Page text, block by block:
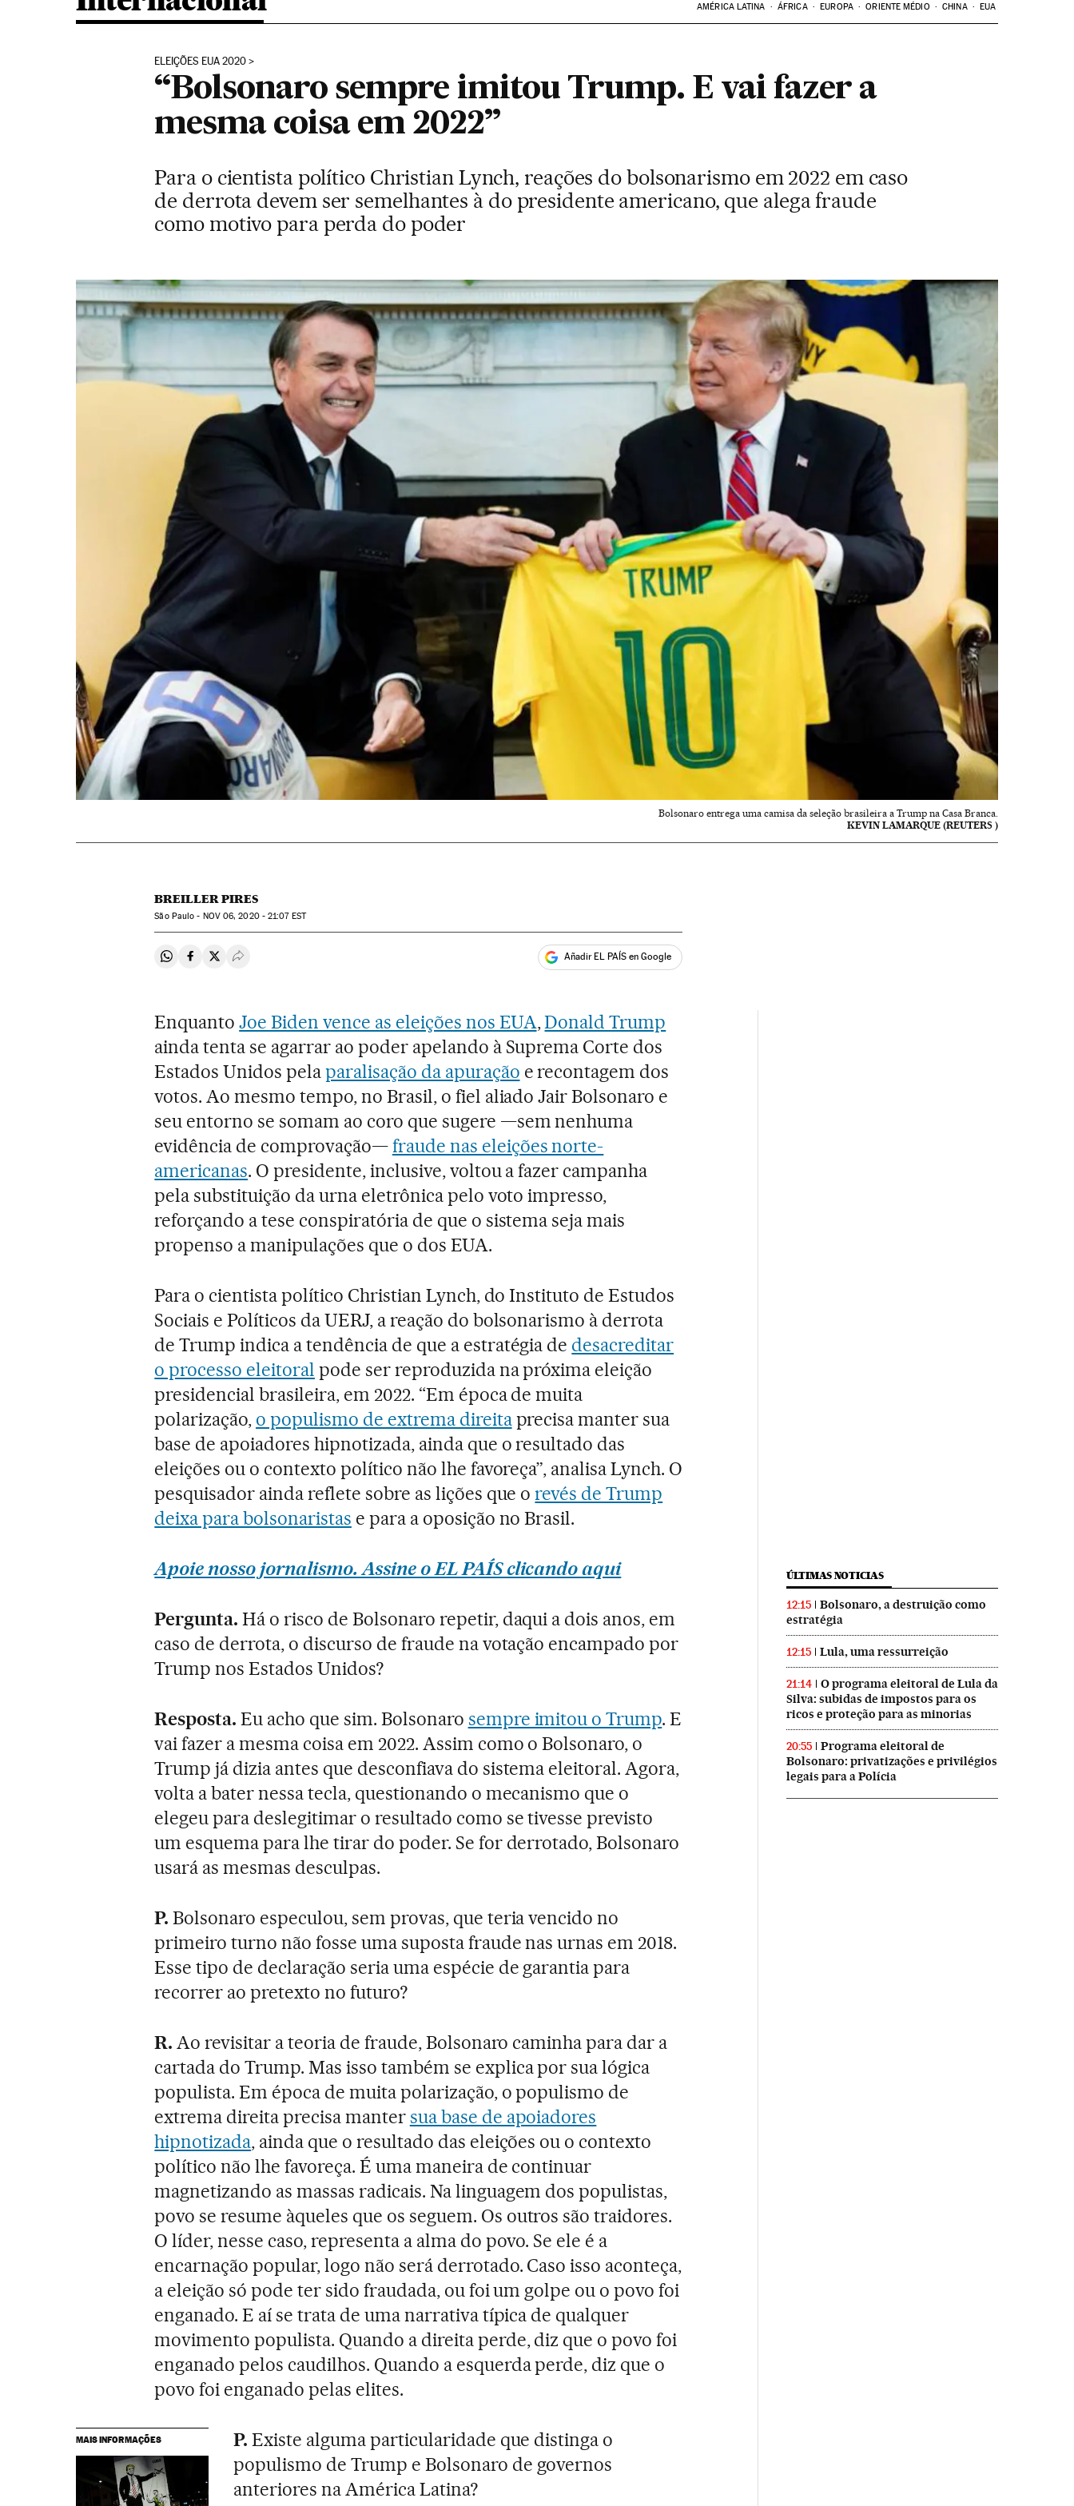
AMÉRICA LATINA ÁFRICA EUROPA ORIENTE MÉDIO CHINA EUA
ELEIÇÕES EUA 2020
“Bolsonaro sempre imitou Trump. E vai fazer a
mesma coisa em 2022”
Para o cientista político Christian Lynch, reações do bolsonarismo em 2022 em caso
de derrota devem ser semelhantes à do presidente americano, que alega fraude
como motivo para perda do poder
Bolsonaro entrega uma camisa da seleção brasileira a Trump na Casa Branca.
KEVIN LAMARQUE (REUTERS )
BREILLER PIRES
São Paulo - NOV06, 2020 - 21:07EST
Compartir en Whatsapp
Compartir en Facebook
Compartir en Twitter
Desplegar Redes Sociales Añadir EL PAÍS en Google
EnquantoJoe Biden vence as eleições nos EUA,Donald Trump
ainda tenta se agarrar ao poder apelando à Suprema Corte dos
Estados Unidos pelaparalisação da apuração e recontagem dos
votos. Ao mesmo tempo, no Brasil, o fiel aliado Jair Bolsonaro e
seu entorno se somam ao coro que sugere —sem nenhuma
evidência de comprovação—fraude nas eleições norte-
americanas. O presidente, inclusive, voltou a fazer campanha
pela substituição da urna eletrônica pelo voto impresso,
reforçando a tese conspiratória de que o sistema seja mais
propenso a manipulações que o dos EUA.
Para o cientista político Christian Lynch, do Instituto de Estudos
Sociais e Políticos da UERJ, a reação do bolsonarismo à derrota
de Trump indica a tendência de que a estratégia de desacreditar
o processo eleitoral pode ser reproduzida na próxima eleição
presidencial brasileira, em 2022. “Em época de muita
polarização, o populismo de extrema direitaprecisa manter sua
base de apoiadores hipnotizada, ainda que o resultado das
eleições ou o contexto político não lhe favoreça”, analisa Lynch. O
pesquisador ainda reflete sobre as lições que orevés de Trump
deixa para bolsonaristas e para a oposição no Brasil.
Apoie nosso jornalismo. Assine o EL PAÍS clicando aqui
Pergunta. Há o risco de Bolsonaro repetir, daqui a dois anos, em
caso de derrota, o discurso de fraude na votação encampado por
Trump nos Estados Unidos?
Resposta. Eu acho que sim. Bolsonaro sempre imitou o Trump. E
vai fazer a mesma coisa em 2022. Assim como o Bolsonaro, o
Trump já dizia antes que desconfiava do sistema eleitoral. Agora,
volta a bater nessa tecla, questionando o mecanismo que o
elegeu para deslegitimar o resultado como se tivesse previsto
um esquema para lhe tirar do poder. Se for derrotado, Bolsonaro
usará as mesmas desculpas.
P. Bolsonaro especulou, sem provas, que teria vencido no
primeiro turno não fosse uma suposta fraude nas urnas em 2018.
Esse tipo de declaração seria uma espécie de garantia para
recorrer ao pretexto no futuro?
R. Ao revisitar a teoria de fraude, Bolsonaro caminha para dar a
cartada do Trump. Mas isso também se explica por sua lógica
populista. Em época de muita polarização, o populismo de
extrema direita precisa mantersua base de apoiadores
hipnotizada, ainda que o resultado das eleições ou o contexto
político não lhe favoreça. É uma maneira de continuar
magnetizando as massas radicais. Na linguagem dos populistas,
povo se resume àqueles que os seguem. Os outros são traidores.
O líder, nesse caso, representa a alma do povo. Se ele é a
encarnação popular, logo não será derrotado. Caso isso aconteça,
a eleição só pode ter sido fraudada, ou foi um golpe ou o povo foi
enganado. E aí se trata de uma narrativa típica de qualquer
movimento populista. Quando a direita perde, diz que o povo foi
enganado pelos caudilhos. Quando a esquerda perde, diz que o
povo foi enganado pelas elites.
MAIS INFORMAÇÕES P. Existe alguma particularidade que distinga o
populismo de Trump e Bolsonaro de governos
anteriores na América Latina?
ÚLTIMAS NOTICIAS
12:15
Bolsonaro, a destruição como
estratégia
12:15 Lula, uma ressurreição
21:14
O programa eleitoral de Lula da
Silva: subidas de impostos para os
ricos e proteção para as minorias
20:55
Programa eleitoral de
Bolsonaro: privatizações e privilégios
legais para a Polícia